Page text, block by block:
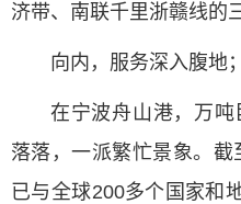
济带、南联千里浙赣线的
向内，服务深入腹地
在宁波舟山港，万
落落，一派繁忙景象。
已与全球200多个国家和